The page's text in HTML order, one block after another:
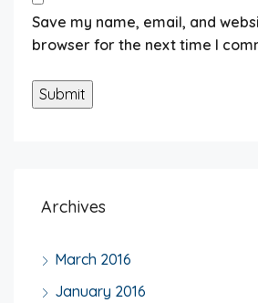
Save my name, email, and
browser for the next time I
Archives
March 2016
January 2016